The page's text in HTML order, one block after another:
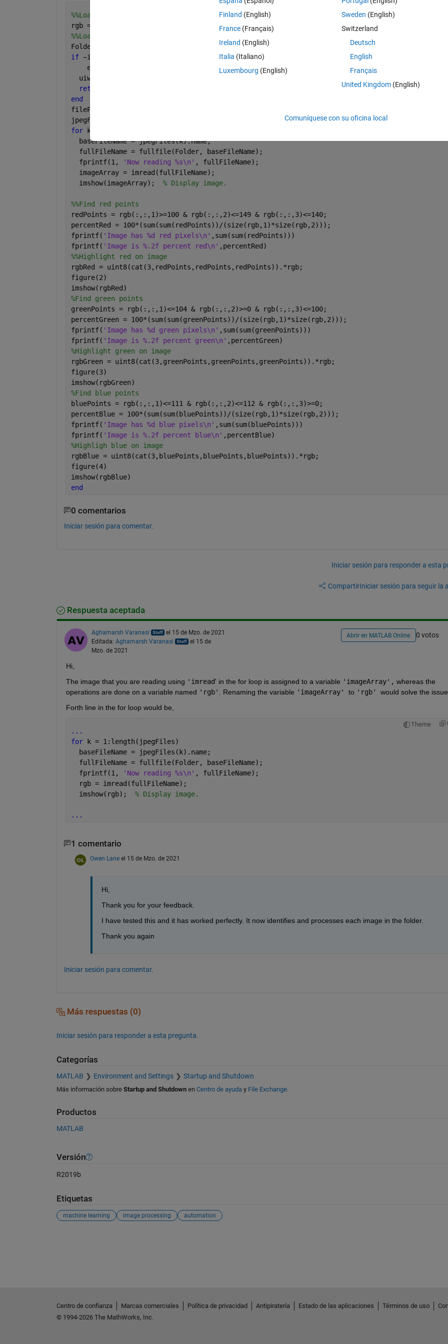
%%Load image
rgb = imread(fullFileName);
%%Load image
Folder =
'C:\Users\Owen\Desktop\UNIVERSITY\Year 3\SEM2\KV6003 Induvidual Projects\MATLAB code'
if ~isfolder(Folder)
    errorMessage = sprintf(
'Error: The following folder does not exist:\n%s', Folder);
  uiwait(warndlg(errorMessage));
return
end
filePattern = fullfile(Folder,
jpegFiles = dir(filePattern);
for k = 1:length(jpegFiles)
  baseFileName = jpegFiles(k).name;
  fullFileName = fullfile(Folder, baseFileName);
  fprintf(1,
'Now reading %s\n' , fullFileName);
  imageArray = imread(fullFileName);
  imshow(imageArray);
% Display image.
%%Find red points
redPoints = rgb(:,:,1)>=100 & rgb(:,:,2)<=149 & rgb(:,:,3)<=140;
percentRed = 100*(sum(sum(redPoints))/(size(rgb,1)*size(rgb,2)));
fprintf( 'Image has %d red pixels\n' ,sum(sum(redPoints)))
fprintf( 'Image is %.2f percent red\n' ,percentRed)
%%Highlight red on image
rgbRed = uint8(cat(3,redPoints,redPoints,redPoints)).*rgb;
figure(2)
imshow(rgbRed)
%Find green points
greenPoints = rgb(:,:,1)<=104 & rgb(:,:,2)>=0 & rgb(:,:,3)<=100;
percentGreen = 100*(sum(sum(greenPoints))/(size(rgb,1)*size(rgb,2)));
fprintf( 'Image has %d green pixels\n' ,sum(sum(greenPoints)))
fprintf( 'Image is %.2f percent green\n' ,percentGreen)
%Highlight green on image
rgbGreen = uint8(cat(3,greenPoints,greenPoints,greenPoints)).*rgb;
figure(3)
imshow(rgbGreen)
%Find blue points
bluePoints = rgb(:,:,1)<=111 & rgb(:,:,2)<=112 & rgb(:,:,3)>=0;
percentBlue = 100*(sum(sum(bluePoints))/(size(rgb,1)*size(rgb,2)));
fprintf( 'Image has %d blue pixels\n' ,sum(sum(bluePoints)))
fprintf( 'Image is %.2f percent blue\n' ,percentBlue)
%Highligh blue on image
rgbBlue = uint8(cat(3,bluePoints,bluePoints,bluePoints)).*rgb;
figure(4)
imshow(rgbBlue)
end
0 comentarios
Iniciar sesión para comentar.
Iniciar sesión para responder a esta
CompartirIniciar sesión para seguir la
Respuesta aceptada
Aghamarsh Varanasi
el 15 de Mzo. de 2021
Editada: Aghamarsh Varanasi
el 15 de
Mzo. de 2021
Abrir en MATLAB Online 0 votos
Hi,
The image that you are reading using 'imread' in the for loop is assigned to a variable 'imageArray', whereas the
operations are done on a variable named 'rgb' . Renaming the variable 'imageArray' to 'rgb' would solve the issue.
Forth line in the for loop would be,
Theme
...
for
k = 1:length(jpegFiles)
  baseFileName = jpegFiles(k).name;
  fullFileName = fullfile(Folder, baseFileName);
  fprintf(1,
'Now reading %s\n' , fullFileName);
  rgb = imread(fullFileName);
  imshow(rgb);
% Display image.
...
1 comentario
Owen Lane el 15 de Mzo. de 2021
Hi,
Thank you for your feedback.
I have tested this and it has worked perfectly. It now identifies and processes each image in the folder.
Thank you again
Iniciar sesión para comentar.
Más respuestas (0)
Iniciar sesión para responder a esta pregunta.
Categorías
MATLAB Environment and Settings Startup and Shutdown
Más información sobre Startup and Shutdownen Centro de ayuda y File Exchange.
Productos
MATLAB
Versión
R2019b
Etiquetas
machine learning image processing automation
Finland (English)
France (Français)
Ireland (English)
Italia (Italiano)
Luxembourg (English)
Sweden (English)
Switzerland
Deutsch
English
Français
United Kingdom(English)
Comuníquese con su oficina local
Centro de confianza Marcas comerciales Política de privacidad Antipiratería Estado de las aplicaciones Términos de uso
© 1994-2026 The MathWorks, Inc.